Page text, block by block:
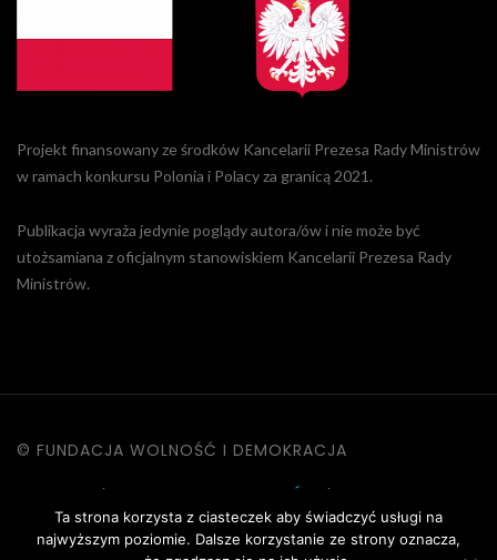
Projekt finansowany ze środków Kancelarii Prezesa Rady Ministrów
w ramach konkursu Polonia i Polacy za granicą 2021.
Publikacja wyraża jedynie poglądy autora/ów i nie może być
utożsamiana z oficjalnym stanowiskiem Kancelarii Prezesa Rady
Ministrów.
© FUNDACJA WOLNOŚĆ I DEMOKRACJA
| POLITYKA PRYWATNOŚCI |
REGULAMIN STRONY
Ta strona korzysta z ciasteczek aby świadczyć usługi na
najwyższym poziomie. Dalsze korzystanie ze strony oznacza,